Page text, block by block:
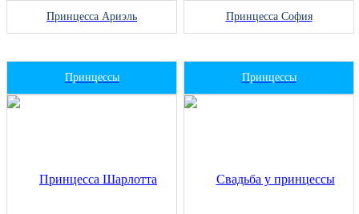
Принцесса Ариэль Принцесса София
Принцессы Принцессы